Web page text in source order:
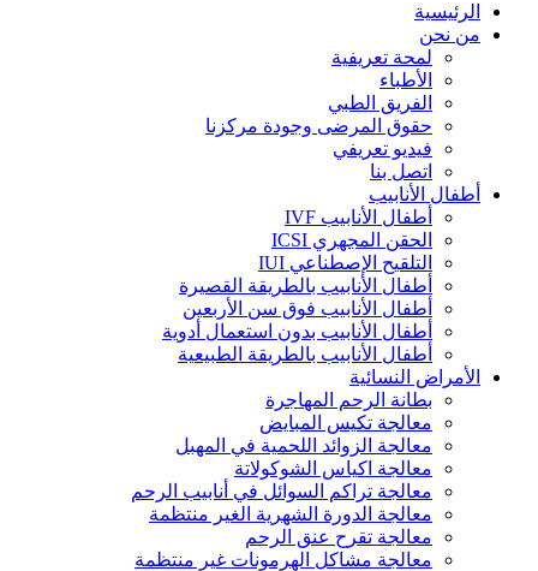
الرئيسية
من نحن
لمحة تعريفية
الأطباء
الفريق الطبي
حقوق المرضى وجودة مركزنا
فيديو تعريفي
اتصل بنا
أطفال الأنابيب
أطفال الأنابيب IVF
الحقن المجهري ICSI
التلقيح الإصطناعي IUI
أطفال الأنابيب بالطريقة القصيرة
أطفال الأنابيب فوق سن الأربعين
أطفال الأنابيب بدون استعمال أدوية
أطفال الأنابيب بالطريقة الطبيعية
الأمراض النسائية
بطانة الرحم المهاجرة
معالجة تكيس المبايض
معالجة الزوائد اللحمية في المهبل
معالجة اكياس الشوكولاتة
معالجة تراكم السوائل في أنابيب الرحم
معالجة الدورة الشهرية الغير منتظمة
معالجة تقرح عنق الرحم
معالجة مشاكل الهرمونات غير منتظمة